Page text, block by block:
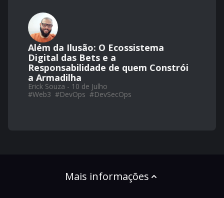
Além da Ilusão: O Ecossistema
Digital das Bets e a
Responsabilidade de quem Constrói
a Armadilha
Erick Souza - 10 de Julho
#Web3 #DevOps #DevSecOps
Mais informações